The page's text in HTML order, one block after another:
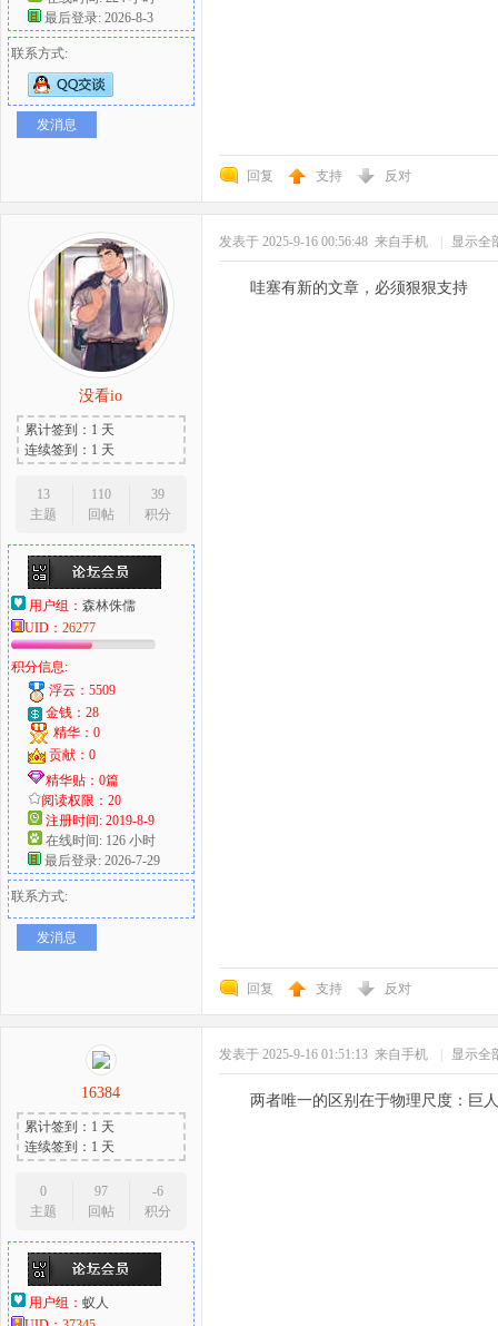
最后登录: 2026-8-3
联系方式:
发消息
回复 支持 反对
没看io
累计签到：1 天
连续签到：1 天
13
主题
110
回帖
39
积分
用户组： 森林侏儒
UID： 26277
积分信息:
浮云：5509
金钱：28
精华：0
贡献：0
精华贴：0篇
阅读权限：20
注册时间: 2019-8-9
在线时间: 126 小时
最后登录: 2026-7-29
联系方式:
发消息
发表于 2025-9-16 00:56:48 来自手机 显示全
哇塞有新的文章，必须狠狠支持
回复 支持 反对
16384
累计签到：1 天
连续签到：1 天
0
主题
97
回帖
-6
积分
用户组： 蚁人
发表于 2025-9-16 01:51:13 来自手机 显示全
两者唯一的区别在于物理尺度：巨